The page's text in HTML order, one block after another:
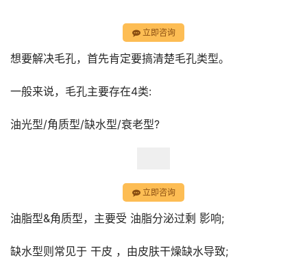
立即咨询
想要解决毛孔，首先肯定要搞清楚毛孔类型。
一般来说，毛孔主要存在4类:
油光型/角质型/缺水型/衰老型?
立即咨询
油脂型&角质型，主要受 油脂分泌过剩 影响;
缺水型则常见于 干皮 ，由皮肤干燥缺水导致;